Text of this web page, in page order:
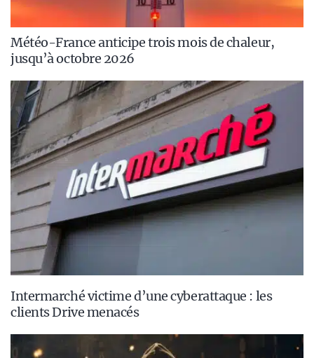
Météo-France anticipe trois mois de chaleur,
jusqu’à octobre 2026
Intermarché victime d’une cyberattaque : les
clients Drive menacés